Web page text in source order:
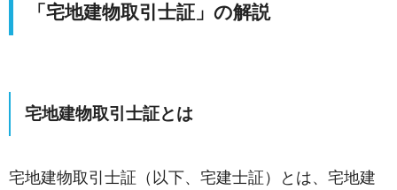
「宅地建物取引士証」 の解説
宅地建物取引士証とは
宅地建物取引士証（以下、宅建士証）とは、宅地建